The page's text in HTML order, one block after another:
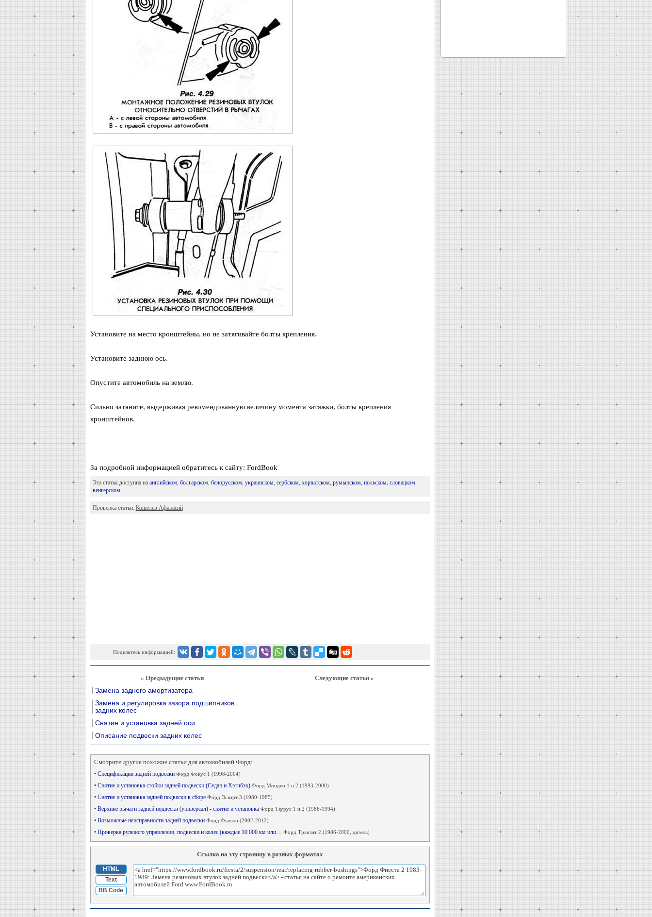
Установите на место кронштейны, но не затягивайте болты крепления.
Установите заднюю ось.
Опустите автомобиль на землю.
Сильно затяните, выдерживая рекомендованную величину момента затяжки, болты крепления
кронштейнов.
За подробной информацией обратитесь к сайту: FordBook
Эта статья доступна на английском, болгарском, белорусском, украинском, сербском, хорватском, румынском, польском, словацком,
венгерском
Проверка статьи: Кошелев Афанасий
Поделитесь информацией:
« Предыдущие статьи
Замена заднего амортизатора
Замена и регулировка зазора подшипников
задних колес
Снятие и установка задней оси
Описание подвески задних колес
Следующие статьи »
Смотрите другие похожие статьи для автомобилей Форд:
• Спецификации задней подвески Форд Фокус 1 (1998-2004)
• Снятие и установка стойки задней подвески (Седан и Хэтчбэк) Форд Мондео 1 и 2 (1993-2000)
• Снятие и установка задней подвески в сборе Форд Эскорт 3 (1980-1985)
• Верхние рычаги задней подвески (универсал) - снятие и установка Форд Таурус 1 и 2 (1986-1994)
• Возможные неисправности задней подвески Форд Фьюжн (2002-2012)
• Проверка рулевого управления, подвески и колес (каждые 10 000 км или… Форд Транзит 2 (1986-2000, дизель)
Ссылка на эту страницу в разных форматах
HTML
Text
BB Code